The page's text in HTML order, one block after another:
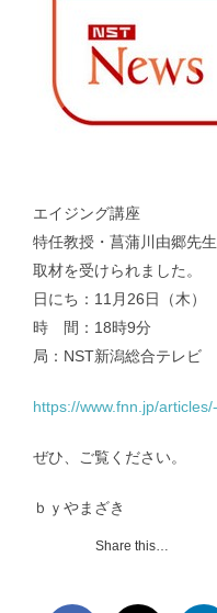
ア
都道府県別のCOVID-19患
新潟県および新潟市の
effective
RSウイルス｜
エイジング講座
特任教授・菖蒲川由郷先
取材を受けられました。
日にち：11月26日（木）
時 間：18時9分
局：NST新潟総合テレビ
https://www.fnn.jp/
ぜひ、ご覧ください。
ｂｙやまざき
Share this…